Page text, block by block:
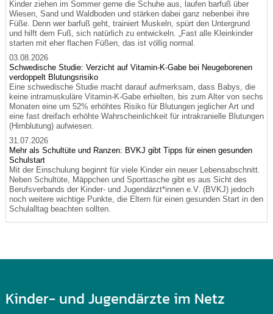
Kinder ziehen im Sommer gerne die Schuhe aus, laufen barfuß über
Wiesen, Sand und Waldboden und stärken dabei ganz nebenbei ihre
Füße. Denn wer barfuß geht, trainiert Muskeln, spürt den Untergrund
und hilft dem Fuß, sich natürlich zu entwickeln. „Fast alle Kleinkinder
starten mit eher flachen Füßen, das ist völlig normal.
03.08.2026
Schwedische Studie: Verzicht auf Vitamin-K-Gabe bei Neugeborenen
verdoppelt Blutungsrisiko
Eine schwedische Studie macht darauf aufmerksam, dass Babys, die
keine intramuskuläre Vitamin-K-Gabe erhielten, bis zum Alter von sechs
Monaten eine um 52% erhöhtes Risiko für Blutungen jeglicher Art und
eine fast dreifach erhöhte Wahrscheinlichkeit für intrakranielle Blutungen
(Hirnblutung) aufwiesen.
31.07.2026
Mehr als Schultüte und Ranzen: BVKJ gibt Tipps für einen gesunden
Schulstart
Mit der Einschulung beginnt für viele Kinder ein neuer Lebensabschnitt.
Neben Schultüte, Mäppchen und Sporttasche gibt es aus Sicht des
Berufsverbands der Kinder- und Jugendärzt*innen e.V. (BVKJ) jedoch
noch weitere wichtige Punkte, die Eltern für einen gesunden Start in den
Schulalltag beachten sollten.
Kinder- und Jugendärzte im Netz